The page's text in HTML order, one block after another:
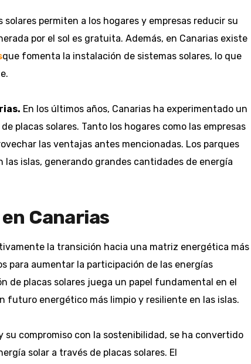
permiten a los hogares y empresas reducir su
por el sol es gratuita. Además, en Canarias existe
que fomenta la instalación de sistemas solares, lo que
En los últimos años, Canarias ha experimentado un
placas solares. Tanto los hogares como las empresas
las ventajas antes mencionadas. Los parques
islas, generando grandes cantidades de energía
Canarias
la transición hacia una matriz energética más
para aumentar la participación de las energías
de placas solares juega un papel fundamental en el
futuro energético más limpio y resiliente en las islas.
su compromiso con la sostenibilidad, se ha convertido
solar a través de placas solares. El